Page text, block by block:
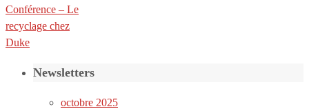
Conférence – Le
recyclage chez
Duke
Newsletters
octobre 2025